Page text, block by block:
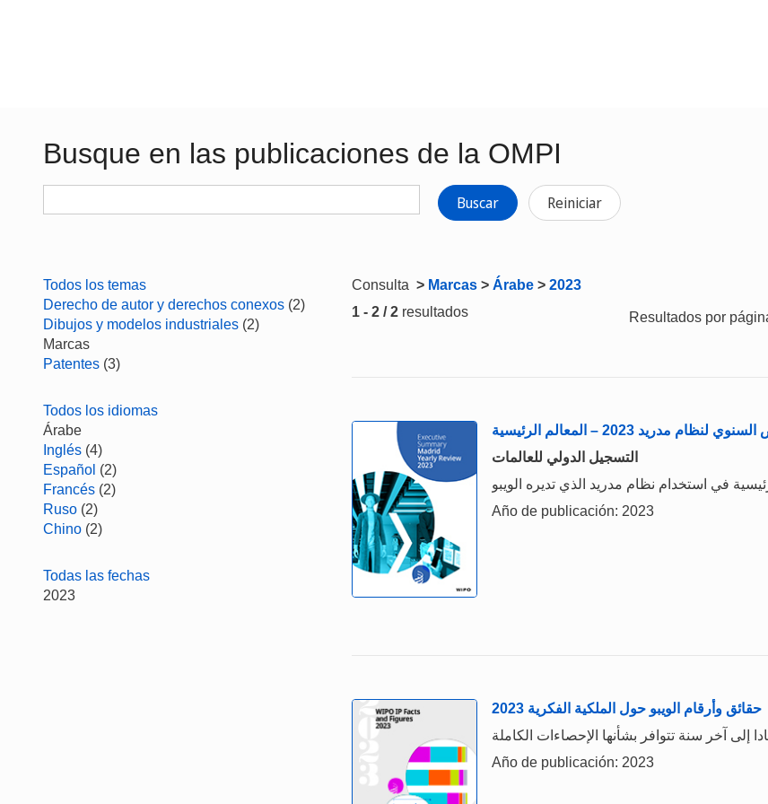
Busque en las publicaciones de la OMPI
Buscar Reiniciar
Todos los temas
Derecho de autor y derechos conexos (2)
Dibujos y modelos industriales (2)
Marcas
Patentes (3)
Todos los idiomas
Árabe
Inglés (4)
Español (2)
Francés (2)
Ruso (2)
Chino (2)
Todas las fechas
2023
Consulta > Marcas > Árabe > 2023
1 - 2 / 2 resultados Resultados por
لنظام مدريد 2023 – المعالم الرئيسية
التسجيل الدولي للعالمات
في استخدام نظام مدريد الذي تديره الويبو
Año de publicación: 2023
حقائق وأرقام الويبو حول الملكية الفكرية 2023
Año de publicación: 2023